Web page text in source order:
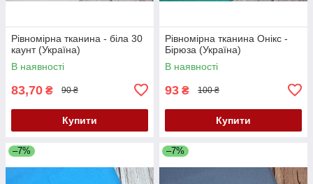
Рівномірна тканина - біла 30
каунт (Україна)
В наявності
83,70 ₴ 90 ₴
Купити
Рівномірна тканина Онікс -
Бірюза (Україна)
В наявності
93 ₴ 100 ₴
Купити
–7% –7%